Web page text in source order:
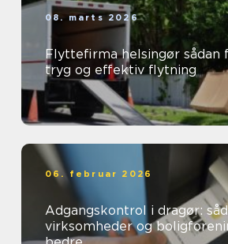
08. marts 2026
Flyttefirma helsingør sådan får du en
tryg og effektiv flytning
06. februar 2026
Adgangskontrol i dragør:
virksomheder og